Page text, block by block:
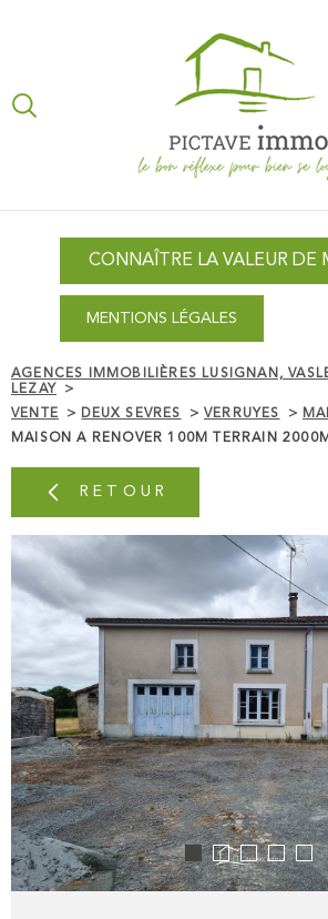
CONNAÎTRE LA VALEUR DE
MENTIONS LÉGALES
AGENCES IMMOBILIÈRES LUSIGNAN,
LEZAY
VENTE
DEUX SEVRES VERRUYES
MAISON A RENOVER 100M TERRAIN 2000M
RETOUR